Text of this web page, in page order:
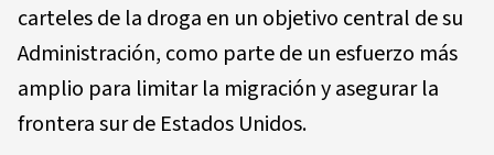
carteles de la droga en un objetivo central de su
Administración, como parte de un esfuerzo más
amplio para limitar la migración y asegurar la
frontera sur de Estados Unidos.